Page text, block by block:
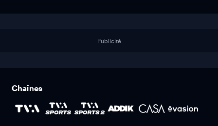
Publicité
Chaînes